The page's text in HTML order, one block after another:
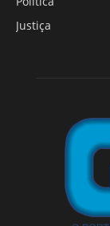
Justiça